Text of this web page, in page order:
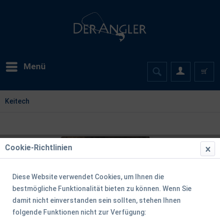
Menü
Keitech
Cookie-Richtlinien
Diese Website verwendet Cookies, um Ihnen die
bestmögliche Funktionalität bieten zu können. Wenn Sie
damit nicht einverstanden sein sollten, stehen Ihnen
folgende Funktionen nicht zur Verfügung: